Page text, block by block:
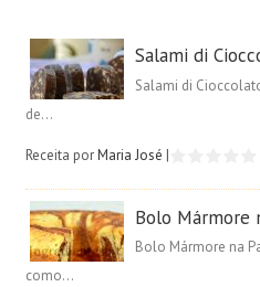
Salami di
Salami di
de...
Receita porMaria José |
Bolo Mármore
Bolo Mármore na
como...